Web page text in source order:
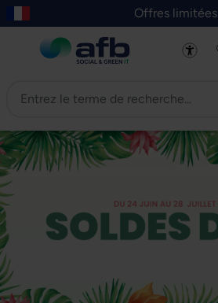
au contenu principal
Skip to B2B platform navigation
Offres limitées